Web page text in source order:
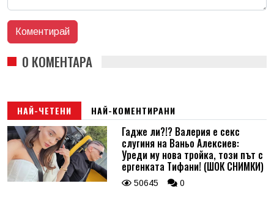
0 КОМЕНТАРА
НАЙ-ЧЕТЕНИ НАЙ-КОМЕНТИРАНИ
Гадже ли?!? Валерия е секс
слугиня на Ваньо Алексиев:
Уреди му нова тройка, този път с
ергенката Тифани! (ШОК СНИМКИ)
50645 0